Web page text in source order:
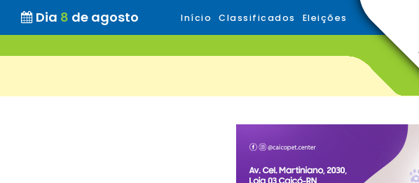
Dia 8 de agosto Início Classificados Eleições